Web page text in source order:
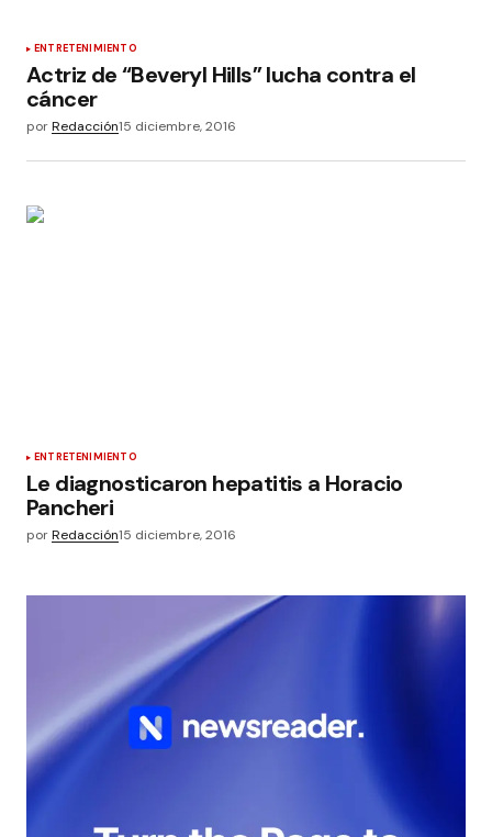
ENTRETENIMIENTO
Actriz de “Beveryl Hills” lucha contra el
cáncer
porRedacción15 diciembre, 2016
ENTRETENIMIENTO
Le diagnosticaron hepatitis a Horacio
Pancheri
porRedacción15 diciembre, 2016